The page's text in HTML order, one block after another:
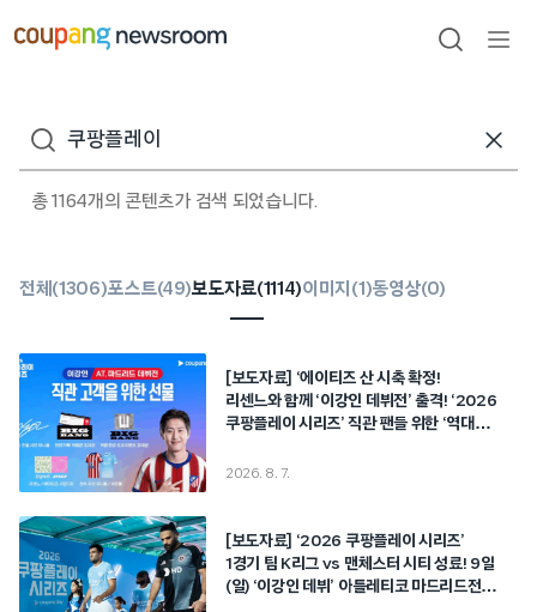
건너뛰기
검색
검색어
총 1164개의 콘텐츠가 검색 되었습니다.
전체(1306)포스트(49)보도자료(1114)이미지(1)동영상(0)
[보도자료] ‘에이티즈 산 시축 확정!
리센느와 함께 ‘이강인 데뷔전’ 출격! ‘2026
쿠팡플레이 시리즈’ 직관 팬들 위한 ‘역대급
2026. 8. 7.
[보도자료] ‘2026 쿠팡플레이 시리즈’
1경기 팀 K리그 vs 맨체스터 시티 성료! 9일
(일) ‘이강인 데뷔’ 아틀레티코 마드리드전